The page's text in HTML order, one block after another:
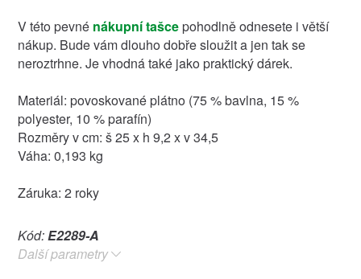
V této pevné nákupní tašcepohodlně odnesete i větší
nákup. Bude vám dlouho dobře sloužit a jen tak se
neroztrhne. Je vhodná také jako praktický dárek.
Materiál: povoskované plátno (75 % bavlna, 15 %
polyester, 10 % parafín)
Rozměry v cm: š 25 x h 9,2 x v 34,5
Váha: 0,193 kg
Záruka: 2 roky
Kód:E2289-A
Další parametry